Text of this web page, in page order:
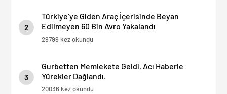
2
Türkiye’ye Giden Araç İçerisinde Beyan
Edilmeyen 60 Bin Avro Yakalandı
29799 kez okundu
3
Gurbetten Memlekete Geldi, Acı Haberle
Yürekler Dağlandı.
20036 kez okundu